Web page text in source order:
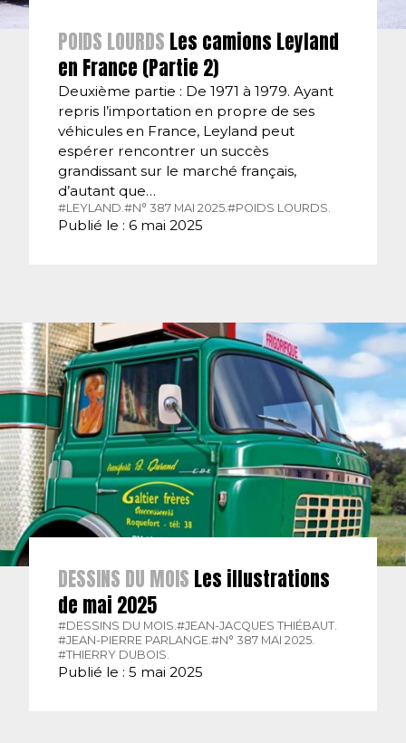
POIDS LOURDS Les camions Leyland
en France (Partie 2)
Deuxième partie : De 1971 à 1979. Ayant
repris l’importation en propre de ses
véhicules en France, Leyland peut
espérer rencontrer un succès
grandissant sur le marché français,
d’autant que…
#LEYLAND. #N° 387 MAI 2025. #POIDS LOURDS.
Publié le : 6 mai 2025
DESSINS DU MOIS Les illustrations
de mai 2025
#DESSINS DU MOIS. #JEAN-JACQUES THIÉBAUT.
#JEAN-PIERRE PARLANGE. #N° 387 MAI 2025.
#THIERRY DUBOIS.
Publié le : 5 mai 2025